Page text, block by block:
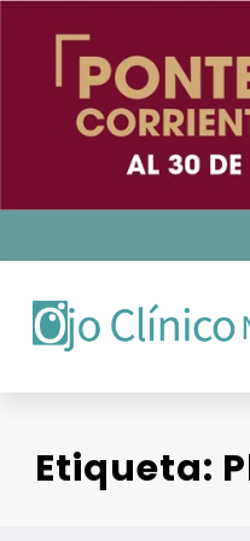
contenido
Etiqueta: